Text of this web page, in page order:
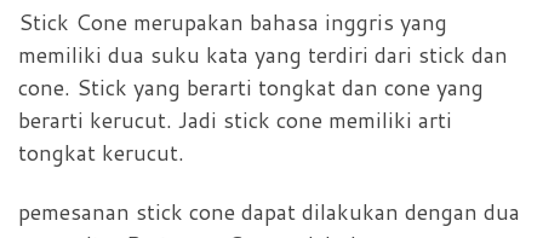
Stick Cone merupakan bahasa inggris yang
memiliki dua suku kata yang terdiri dari stick dan
cone. Stick yang berarti tongkat dan cone yang
berarti kerucut. Jadi stick cone memiliki arti
tongkat kerucut.
pemesanan stick cone dapat dilakukan dengan dua